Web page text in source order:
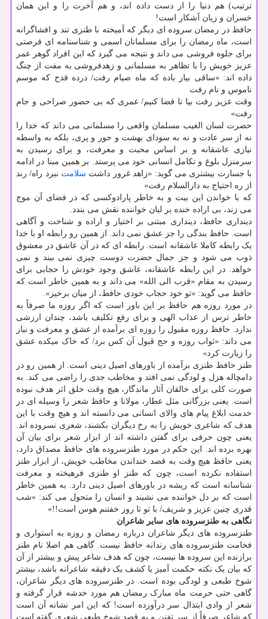
ترتیب) هم دنیا را از دست داده‏ اند، و هم آخرت را و این همان
خسران و زیان آشکار است!
حافظ در رمضان سروده ای دیگر که آمیخته با طنزی تند و افشاگرانه
است، ماه رمضان را برای مسلمانان اسمی و شناسنامه ای فرصتی
برای جلوه فروشی می داند و نتیجه می گیرد که این افراد گوهر عمر
عزیز خویش را با تظاهر به مسلمانی و زهدفروشی به مفت از چنگ
داده اند: «ساقی بیار باده که ماه صیام رفت/ درده قدح که موسم
ناموس و نام رفت
وقت عزیز رفت بیا تا قضا کنیم/ عمری که بی حضور صراحی و جام
رفت»
حضرت لسان الغیب مسلمان واقعی را مسلمانی می داند که خدا را
نه از سر عادت و نه به سودای بهشت و حور و پری، بلکه به واسطه
نیازی عاشقانه و بر اساس محبت و معرفت، و برای رسیدن به
سرمنزل بلوغ و تکامل انسانی خود می پرستد. بر همین مبنا در ادامه
با جسارت بیشتری می گوید: «زاهد غرور داشت سلامت نبرد راه/ رند
از ره احتیاج به دارالسلام رفت»
که با خواندن این بیت و به خاطر پارادوکسی که در فضای آن موج
می زند، بی اراده خنده بر لبان خواننده نقش می بندد.
دینداری حافظ، دینداری مبتنی بر اختیار و اراده و شناخت و آگاهی
است. حافظ بندگی را جز عشق نمی داند. از همین رو رابطه او با خدا
یک رابطه کاملا عاشقانه است. رابطه ای که در آن عاشق در معشوق
ذوب می شود و جز جمال حضرت دوست چیزی نمی بیند و نمی
خواهد. در این رابطه عاشقانه، عاشق وجود خودش را حجابی برای
رسیدن به مقام «قرب الی الله» می داند و به همین خاطر است که
حافظ می گوید: «تو خود حجاب خودی حافظ، از میان برخیز».
در مورد روزه هم حافظ بر این باور است که اگر روزه ما صرفاً به
خاطر ترس از عذاب الهی و برای رفع تکلیف باشد، چندان ارزشی
ندارد. حافظ روزه مقبول را روزه ای برآمده از عشق و معرفت و نیاز
می داند: «ثواب روزه و حج قبول آن کس برد/ که خاک میکده عشق
را زیارت کرد»
طنز حافظ طنزی برآمده از باورهای اصیل دینی است. از همین رو در
دامچاله هزل و لودگی نمی افتد و مخاطب جدی را راضی می کند. به
صورت کلی برای خالقان آثار ماندگار، هیچ وقت خلق اثر هدف نبوده
است. یعنی بزرگانی مثل عطار، مولانا و حافظ شعر را وسیله ای در
خدمت ابلاغ پیام های والای انسانی می دانسته اند و هیچ وقت با این
هدف که شاعری خویش را به رخ دیگران بکشند، شعری نسروده اند.
یعنی چون حرفی برای گفتن داشته اند از ابزار شعر برای بیان آن
بهره برده اند. این حکم در مورد طنزسروده های حافظ مصداق دارد،
یعنی حافظ هیچ وقت به قصد خنداندن مخاطب خویش، از ابزار طنز
استفاده نکرده است، چون که طنز او طنزی فرهیخته و معرفت
شناسانه است که ریشه در باورهای اصیل دینی دارد. به همین خاطر
است که بر دل خواننده می نشیند و انسان را متحول می کند: «شب
قدری چنین عزیز و شریف/ با تو تا روز خفتنم هوس است!!»
نگاهی به طنزسروده های سایر شاعران
طنزسروده های دیگر شاعران درباره رمضان و روزه به استواری و
فخامت طنزسروده های رندانه حافظ نیست. گاهی هم اصلا نام طنز
برازنده این سروده ها نیست، چون که هدف شاعر پیش و بیشتر از آن
که بیان یک نکته حکمت آمیز یا کشف یک دقیقه شاعرانه باشد، بیشتر
شوخ طبعی و لودگی بوده است. در طنزسروده های دیگر شاعران،
گاهی حتی حرمت ماه مبارک رمضان هم مورد خدشه قرار گرفته و
شعر از وادی ابتذال سر درآورده است! که این امر نشانه آن است
که شاعر صرفاً از سر تفنن و به قصد شوخ طبعی شعری گفته است